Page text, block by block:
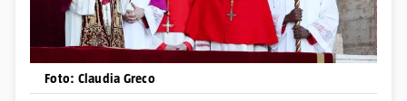
Foto: Claudia Greco